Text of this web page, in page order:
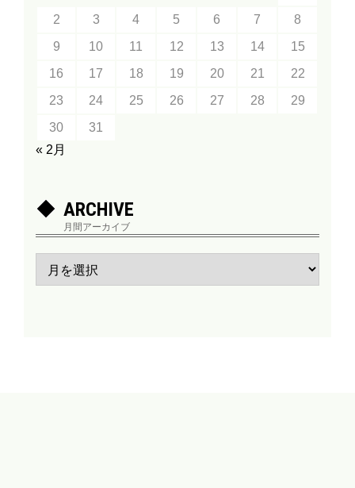
2
3 4 5 6 7
8
9
10 11 12 13 14
15
16
17 18 19 20 21
22
23
24 25 26 27 28
29
30
31
« 2月
ARCHIVE
月間アーカイブ